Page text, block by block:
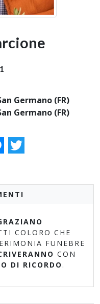
Germano (FR)
Germano (FR)
Twitter
COLORO CHE
FUNEBRE
CON
DI RICORDO .